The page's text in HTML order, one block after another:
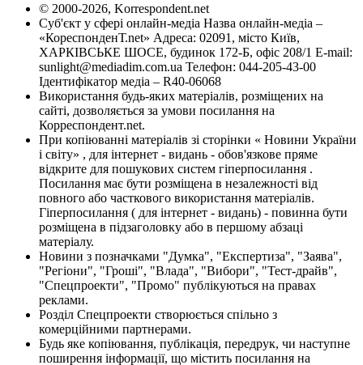
© 2000-2026, Korrespondent.net
Суб'єкт у сфері онлайн-медіа Назва онлайн-медіа –
«КореспонденТ.net» Адреса: 02091, місто Київ,
ХАРКІВСЬКЕ ШОСЕ, будинок 172-Б, офіс 208/1 E-mail:
sunlight@mediadim.com.ua Телефон: 044-205-43-00
Ідентифікатор медіа – R40-06068
Використання будь-яких матеріалів, розміщених на
сайті, дозволяється за умови посилання на
Корреспондент.net.
При копіюванні матеріалів зі сторінки « Новини України
і світу» , для інтернет - видань - обов'язкове пряме
відкрите для пошукових систем гіперпосилання .
Посилання має бути розміщена в незалежності від
повного або часткового використання матеріалів.
Гіперпосилання ( для інтернет - видань) - повинна бути
розміщена в підзаголовку або в першому абзаці
матеріалу.
Новини з позначками "Думка", "Експертиза", "Заява",
"Регіони", "Гроші", "Влада", "Вибори", "Тест-драйв",
"Спецпроекти", "Промо" публікуються на правах
реклами.
Розділ Спецпроекти створюється спільно з
комерційними партнерами.
Будь яке копіювання, публікація, передрук, чи наступне
поширення інформації, що містить посилання на